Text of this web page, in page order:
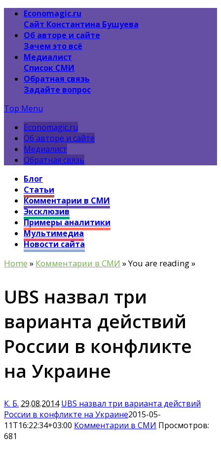
Economagic.ru
Сайт Константина Бушуева
Об авторе и сайте
Зачем это всё
Медиалист
Список СМИ
Обратная связь
Задайте вопрос
Top Menu
Economagic.ru
Об авторе и сайте
Медиалист
Обратная связь
Блог
Статьи
Комментарии в СМИ
Эксклюзив
Примеры аналитики
Мультимедиа
Новости сайта
Home » Комментарии в СМИ » You are reading »
UBS назвал три
варианта действий
России в конфликте
на Украине
К. Б. 29.08.2014 UBS назвал три варианта действий
России в конфликте на Украине2015-05-
11T16:22:34+03:00 Комментарии в СМИ Просмотров:
681